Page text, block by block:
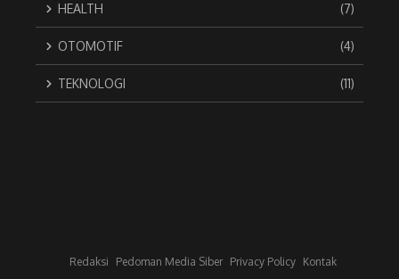
HEALTH (7)
OTOMOTIF (4)
TEKNOLOGI (11)
Redaksi Pedoman Media Siber Privacy Policy Kontak